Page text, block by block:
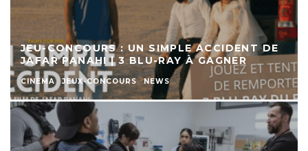
JEU-CONCOURS : UN SIMPLE ACCIDENT DE
JAFAR PANAHI | 3 BLU-RAY À GAGNER
CINEMA JEUX-CONCOURS NEWS